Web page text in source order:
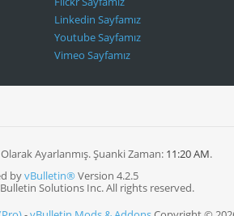
Linkedin Sayfamız
Youtube Sayfamız
Vimeo Sayfamız
Ayarlanmış. Şuanki Zaman: 11:20 AM.
byvBulletin®Version 4.2.5
Solutions Inc. All rights reserved.